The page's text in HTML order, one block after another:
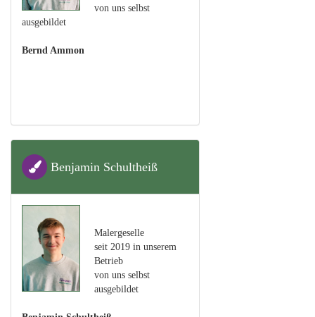
von uns selbst
ausgebildet
Bernd Ammon
Benjamin Schultheiß
Malergeselle
seit 2019 in unserem
Betrieb
von uns selbst
ausgebildet